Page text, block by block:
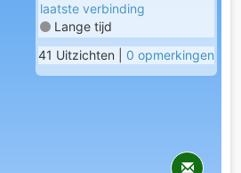
laatste verbinding
Lange tijd
41 Uitzichten | 0 opmerkingen